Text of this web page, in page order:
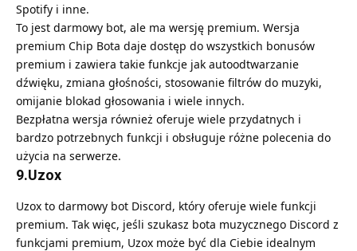
Spotify i inne.
To jest darmowy bot, ale ma wersję premium. Wersja
premium Chip Bota daje dostęp do wszystkich bonusów
premium i zawiera takie funkcje jak autoodtwarzanie
dźwięku, zmiana głośności, stosowanie filtrów do muzyki,
omijanie blokad głosowania i wiele innych.
Bezpłatna wersja również oferuje wiele przydatnych i
bardzo potrzebnych funkcji i obsługuje różne polecenia do
użycia na serwerze.
9.Uzox
Uzox to darmowy bot Discord, który oferuje wiele funkcji
premium. Tak więc, jeśli szukasz bota muzycznego Discord z
funkcjami premium, Uzox może być dla Ciebie idealnym